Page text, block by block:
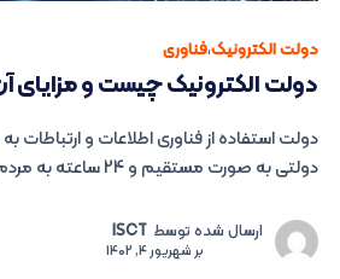
دولت الکترونیک،فناوری
دولت الکترونیک چیست و مزایای
دولت استفاده از فناوری اطلاعات و ارتباطات
دولتی به صورت مستقیم و 24 ساعته به مردم می باشد. دراین دو...
ارسال شده توسط ISCT
برشهریور 4, 1402